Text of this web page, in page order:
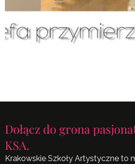
Dołącz do grona
KSA.
Krakowskie Szkoły Artystyczne to